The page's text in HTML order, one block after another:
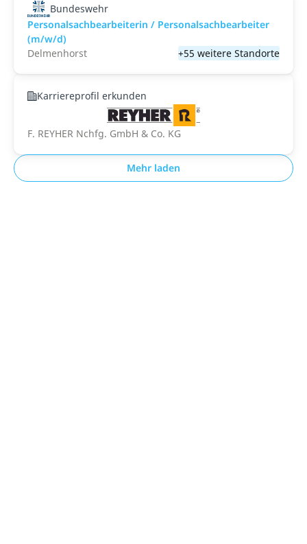
Bundeswehr
Personalsachbearbeiterin / Personalsachbearbeiter
(m/w/d)
Delmenhorst
+55 weitere Standorte
Karriereprofil erkunden
F. REYHER Nchfg. GmbH & Co. KG
Mehr laden